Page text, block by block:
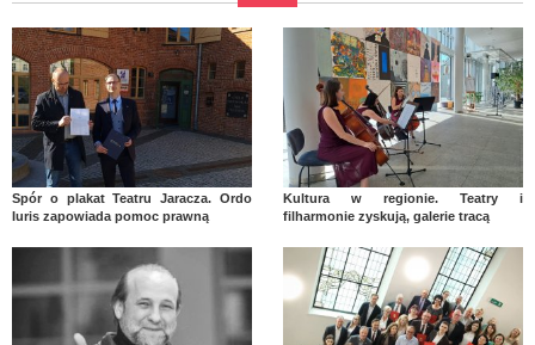
Spór o plakat Teatru Jaracza. Ordo
Iuris zapowiada pomoc prawną
Kultura w regionie. Teatry i
filharmonie zyskują, galerie tracą